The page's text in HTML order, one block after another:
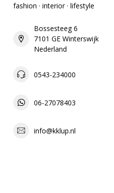
fashion · interior · lifestyle
Bossesteeg 6
7101 GE Winterswijk
Nederland
0543-234000
06-27078403
info@kklup.nl